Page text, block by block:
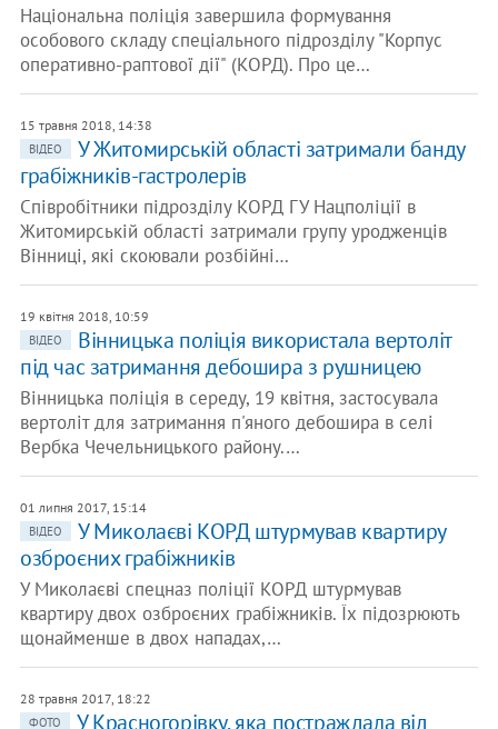
Національна поліція завершила формування
особового складу спеціального підрозділу "Корпус
оперативно-раптової дії" (КОРД). Про це…
15 травня 2018, 14:38
ВІДЕО
У Житомирській області затримали банду
грабіжників-гастролерів
Співробітники підрозділу КОРД ГУ Нацполіції в
Житомирській області затримали групу уродженців
Вінниці, які скоювали розбійні…
19 квітня 2018, 10:59
ВІДЕО
Вінницька поліція використала вертоліт
під час затримання дебошира з рушницею
Вінницька поліція в середу, 19 квітня, застосувала
вертоліт для затримання п'яного дебошира в селі
Вербка Чечельницького району.…
01 липня 2017, 15:14
ВІДЕО
У Миколаєві КОРД штурмував квартиру
озброєних грабіжників
У Миколаєві спецназ поліції КОРД штурмував
квартиру двох озброєних грабіжників. Їх підозрюють
щонайменше в двох нападах,…
28 травня 2017, 18:22
ФОТО
У Красногорівку, яка постраждала від